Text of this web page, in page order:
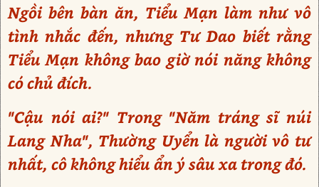
Ngồi bên bàn ăn, Tiểu Mạn làm như vô
tình nhắc đến, nhưng Tư Dao biết rằng
Tiểu Mạn không bao giờ nói năng không
có chủ đích.
"Cậu nói ai?" Trong "Năm tráng sĩ núi
Lang Nha", Thường Uyển là người vô tư
nhất, cô không hiểu ẩn ý sâu xa trong đó.